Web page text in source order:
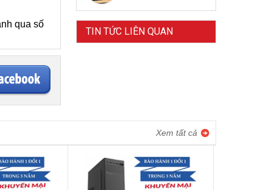
qua số
TIN TỨC LIÊN QUAN
Xem tất cả